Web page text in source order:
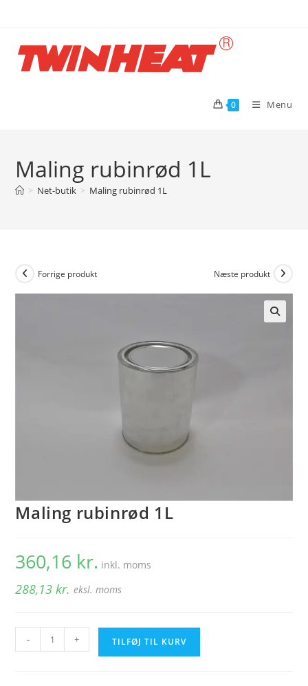
content
0 Menu
Maling rubinrød 1L
> Net-butik > Maling rubinrød 1L
Forrige produkt Næste produkt
Maling rubinrød 1L
360,16 kr. inkl. moms
288,13kr. eksl. moms
rubinrød
- + TILFØJ TIL KURV